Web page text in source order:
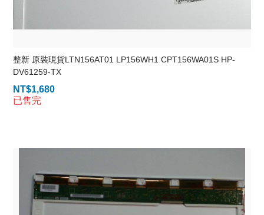
整新 原裝現貨LTN156AT01 LP156WH1 CPT156WA01S HP-
DV61259-TX
NT$1,680
已售完